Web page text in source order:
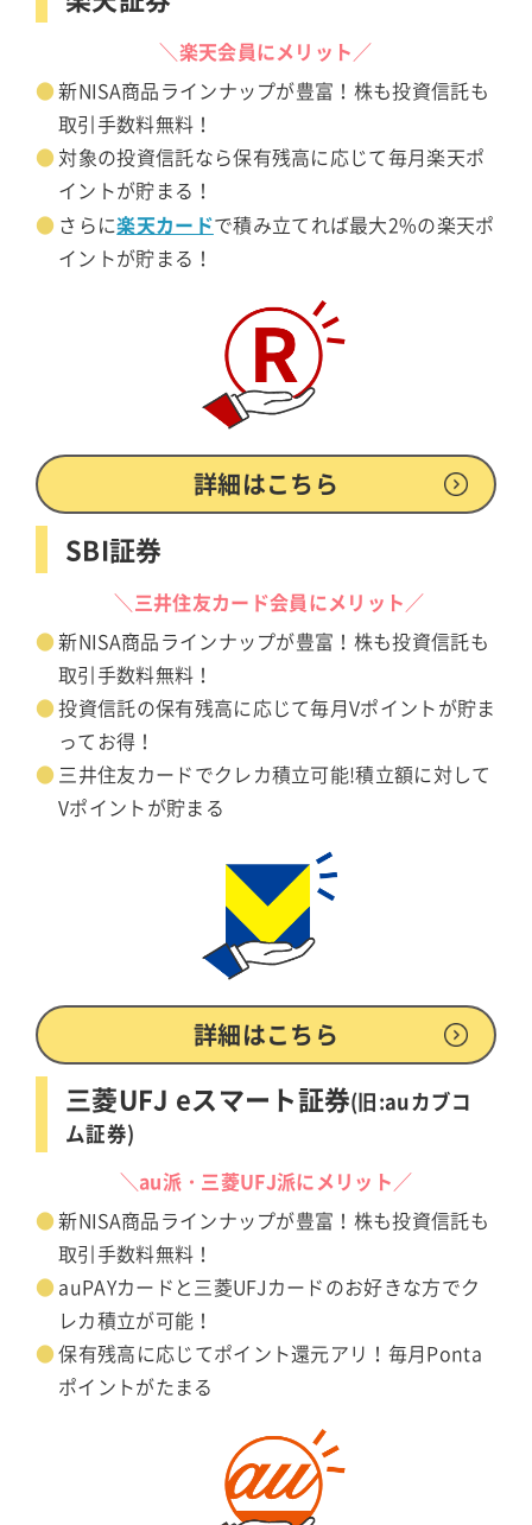
＼楽天会員にメリット／
新NISA商品ラインナップが豊富！株も投資信託も
取引手数料無料！
対象の投資信託なら保有残高に応じて毎月楽天ポ
イントが貯まる！
さらに楽天カードで積み立てれば最大2%の楽天ポ
イントが貯まる！
詳細はこちら
SBI証券
＼三井住友カード会員にメリット／
新NISA商品ラインナップが豊富！株も投資信託も
取引手数料無料！
投資信託の保有残高に応じて毎月Vポイントが貯ま
ってお得！
三井住友カードでクレカ積立可能!積立額に対して
Vポイントが貯まる
詳細はこちら
三菱UFJ eスマート証券(旧:auカブコ
ム証券)
＼au派・三菱UFJ派にメリット／
新NISA商品ラインナップが豊富！株も投資信託も
取引手数料無料！
auPAYカードと三菱UFJカードのお好きな方でク
レカ積立が可能！
保有残高に応じてポイント還元アリ！毎月Ponta
ポイントがたまる